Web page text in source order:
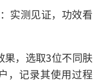
实测见证，功效看
果，选取3位不同肤
，记录其使用过程